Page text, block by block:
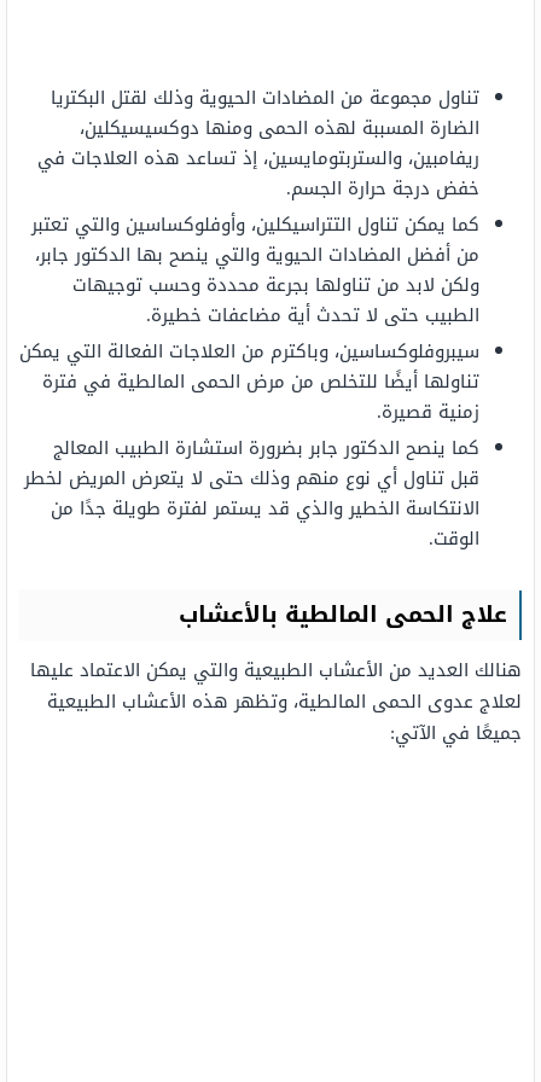
تناول مجموعة من المضادات الحيوية وذلك لقتل البكتريا
الضارة المسببة لهذه الحمى ومنها دوكسيسيكلين،
ريفامبين، والستربتومايسين، إذ تساعد هذه العلاجات في
خفض درجة حرارة الجسم.
كما يمكن تناول التتراسيكلين، وأوفلوكساسين والتي تعتبر
من أفضل المضادات الحيوية والتي ينصح بها الدكتور جابر،
ولكن لابد من تناولها بجرعة محددة وحسب توجيهات
الطبيب حتى لا تحدث أية مضاعفات خطيرة.
سيبروفلوكساسين، وباكترم من العلاجات الفعالة التي يمكن
تناولها أيضًا للتخلص من مرض الحمى المالطية في فترة
زمنية قصيرة.
كما ينصح الدكتور جابر بضرورة استشارة الطبيب المعالج
قبل تناول أي نوع منهم وذلك حتى لا يتعرض المريض لخطر
الانتكاسة الخطير والذي قد يستمر لفترة طويلة جدًا من
الوقت.
علاج الحمى المالطية بالأعشاب
هنالك العديد من الأعشاب الطبيعية والتي يمكن الاعتماد عليها
لعلاج عدوى الحمى المالطية، وتظهر هذه الأعشاب الطبيعية
جميعًا في الآتي: